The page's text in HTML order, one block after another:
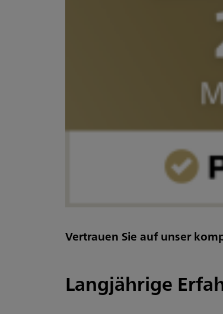
Vertrauen Sie auf unser
Langjährige